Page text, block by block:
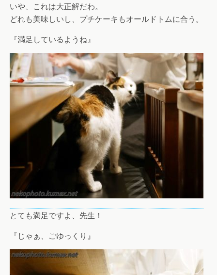
いや、これは大正解だわ。
どれも美味しいし、プチケーキもオールドトムに合う。
『満足しているようね』
とても満足ですよ、先生！
『じゃぁ、ごゆっくり』